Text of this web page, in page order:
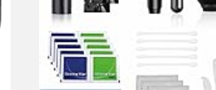
RPM
COMPRESSED
AIR
DUSTER,